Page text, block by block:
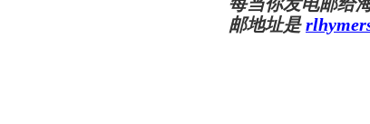
邮地址是